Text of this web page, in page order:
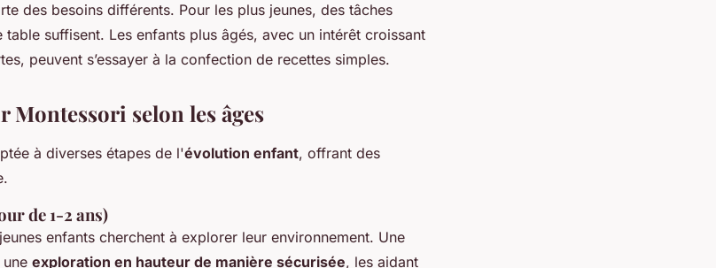
des besoins différents. Pour les plus jeunes, des tâches
table suffisent. Les enfants plus âgés, avec un intérêt croissant
peuvent s’essayer à la confection de recettes simples.
Montessori selon les âges
à diverses étapes de l'évolution enfant, offrant des
de 1-2 ans)
enfants cherchent à explorer leur environnement. Une
exploration en hauteur de manière sécurisée, les aidant